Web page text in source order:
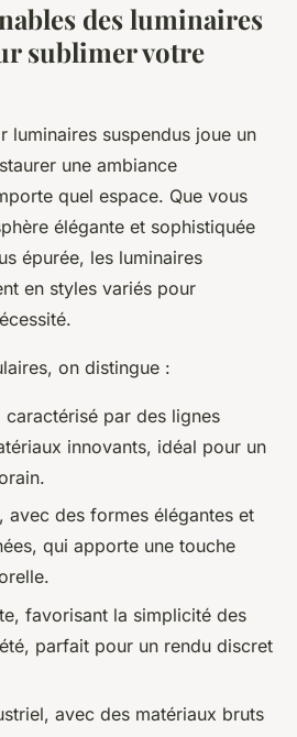
des luminaires
sublimer votre
luminaires suspendus joue un
une ambiance
quel espace. Que vous
élégante et sophistiquée
épurée, les luminaires
en styles variés pour
on distingue :
caractérisé par des lignes
innovants, idéal pour un
avec des formes élégantes et
qui apporte une touche
favorisant la simplicité des
parfait pour un rendu discret
avec des matériaux bruts